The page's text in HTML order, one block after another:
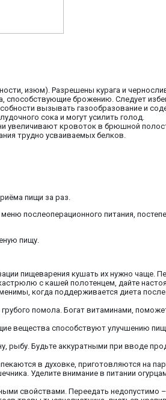
изюм). Разрешены курага и
способствующие брожению. Следует
вызывать газообразование и
сока и могут усилить голод.
кровоток в брюшной
трудно усваиваемых белков.
пищи за раз.
послеоперационного питания,
пищу.
пищеварения кушать их нужно чаще.
с кашей полотенцем, дайте
когда поддерживается диета
помола. Богат витаминами,
вещества способствуют улучшению
рыбу. Будьте аккуратными при вводе
в духовке, приготовляются на
Уделите внимание в питании
свойствами. Переедать недопустимо